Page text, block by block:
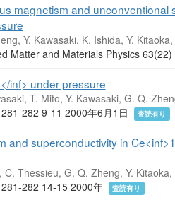
magnetism and unconventional
Y. Kawasaki, K. Ishida, Y.
Matter and Materials Physics
inf> under pressure
T. Mito, Y. Kawasaki, G. Q.
282 9-11 2000年6月1日
査読有り
and superconductivity in
Thessieu, G. Q. Zheng, Y.
282 14-15 2000年
査読有り